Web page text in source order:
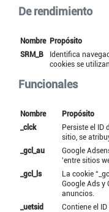
De rendimiento
Funcionales
Nombre Propósito
SRM_B
Identifica
cookies se
Nombre
Propósito
_clck
Persiste el ID
sitio, se
_gcl_au
Google
'entre sitios
_gcl_ls
La cookie
Google Ads y
anuncios.
_uetsid
Contiene el